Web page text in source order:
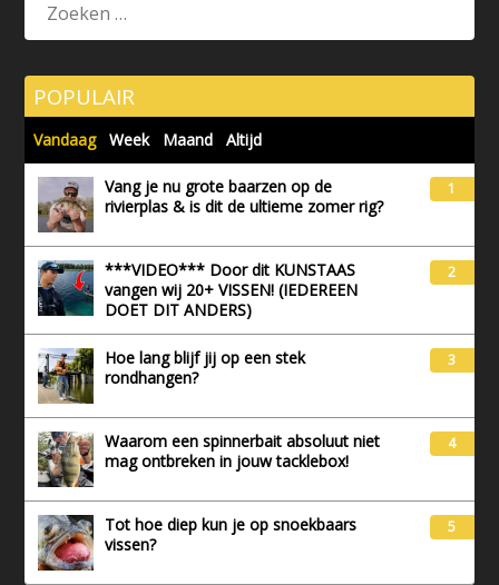
POPULAIR
Vandaag Week Maand Altijd
Vang je nu grote baarzen op de
rivierplas & is dit de ultieme zomer rig?
1
***VIDEO*** Door dit KUNSTAAS
vangen wij 20+ VISSEN! (IEDEREEN
DOET DIT ANDERS)
2
Hoe lang blijf jij op een stek
rondhangen?
3
Waarom een spinnerbait absoluut niet
mag ontbreken in jouw tacklebox!
4
Tot hoe diep kun je op snoekbaars
vissen?
5